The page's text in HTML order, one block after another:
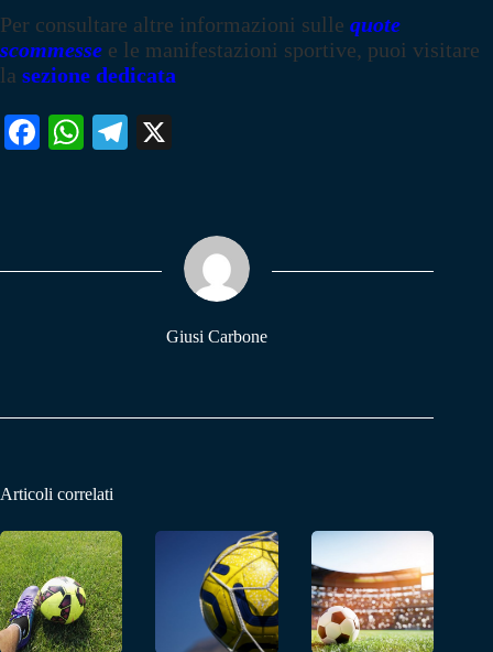
Per consultare altre informazioni sulle quote
scommesse e le manifestazioni sportive, puoi visitare
la sezione dedicata
Fa W
pp
Te
m
Giusi Carbone
Articoli correlati